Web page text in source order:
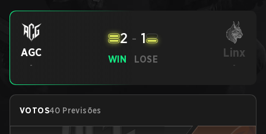
AGC
-
WIN
2 - 1
LOSE Linx
-
VOTOS40 Previsões